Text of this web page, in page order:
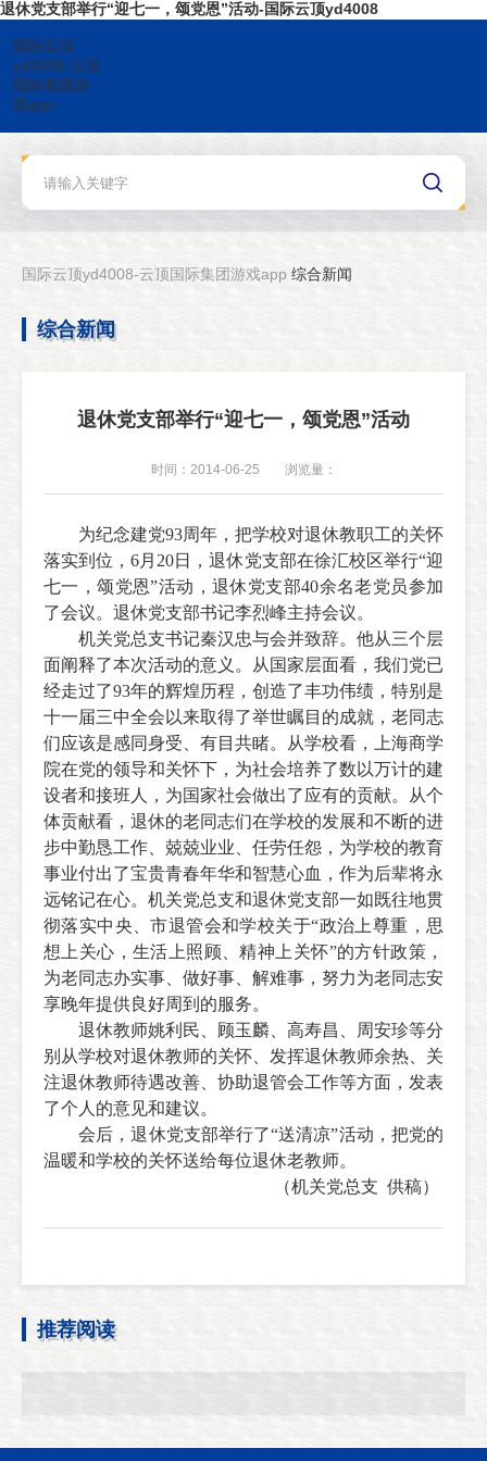
退休党支部举行“迎七一，颂党恩”活动-国际云顶yd4008
国际云顶
yd4008-云顶
国际集团游
戏app
国际云顶yd4008-云顶国际集团游戏app 综合新闻
综合新闻
退休党支部举行“迎七一，颂党恩”活动
时间：2014-06-25 浏览量：
为纪念建党93周年，把学校对退休教职工的关怀
落实到位，6月 20日，退休党支部在徐汇校区举行“迎
七一，颂党恩”活动，退休党支部40余名老党员参加
了会议。退休党支部书记李烈峰主持会议。
机关党总支书记秦汉忠与会并致辞。他从三个层
面阐释了本次活动的意义。从国家层面看，我们党已
经走过了93年的辉煌历程，创造了丰功伟绩，特别是
十一届三中全会以来取得了举世瞩目的成就，老同志
们应该是感同身受、有目共睹。从学校看，上海商学
院在党的领导和关怀下，为社会培养了数以万计的建
设者和接班人，为国家社会做出了应有的贡献。从个
体贡献看，退休的老同志们在学校的发展和不断的进
步中勤恳工作、兢兢业业、任劳任怨，为学校的教育
事业付出了宝贵青春年华和智慧心血，作为后辈将永
远铭记在心。机关党总支和退休党支部一如既往地贯
彻落实中央、市退管会和学校关于“政治上尊重，思
想上关心，生活上照顾、精神上关怀”的方针政策，
为老同志办实事、做好事、解难事，努力为老同志安
享晚年提供良好周到的服务。
退休教师姚利民、顾玉麟、高寿昌、周安珍等分
别从学校对退休教师的关怀、发挥退休教师余热、关
注退休教师待遇改善、协助退管会工作等方面，发表
了个人的意见和建议。
会后，退休党支部举行了“送清凉”活动，把党的
温暖和学校的关怀送给每位退休老教师。
（机关党总支 供稿）
推荐阅读